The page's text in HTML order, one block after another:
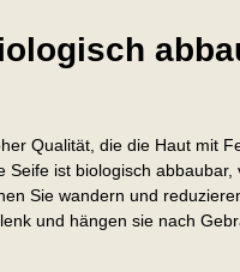
Qualität, die die Haut mit
ist biologisch
Sie wandern und
und hängen sie nach